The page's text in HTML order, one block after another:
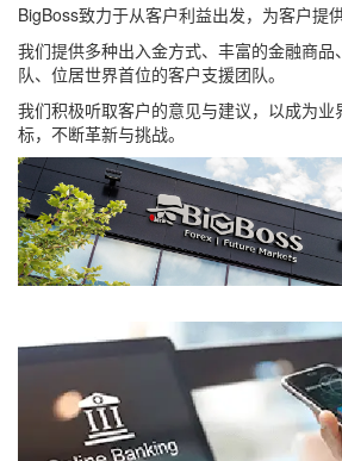
BigBoss致力于从客户利益出发，为客户提
我们提供多种出入金方式、丰富的金融商品
队、位居世界首位的客户支援团队。
我们积极听取客户的意见与建议，以成为业
标，不断革新与挑战。